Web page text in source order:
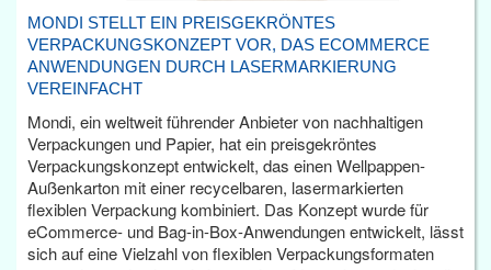
MONDI STELLT EIN PREISGEKRÖNTES
VERPACKUNGSKONZEPT VOR, DAS ECOMMERCE
ANWENDUNGEN DURCH LASERMARKIERUNG
VEREINFACHT
Mondi, ein weltweit führender Anbieter von nachhaltigen
Verpackungen und Papier, hat ein preisgekröntes
Verpackungskonzept entwickelt, das einen Wellpappen-
Außenkarton mit einer recycelbaren, lasermarkierten
flexiblen Verpackung kombiniert. Das Konzept wurde für
eCommerce- und Bag-in-Box-Anwendungen entwickelt, lässt
sich auf eine Vielzahl von flexiblen Verpackungsformaten